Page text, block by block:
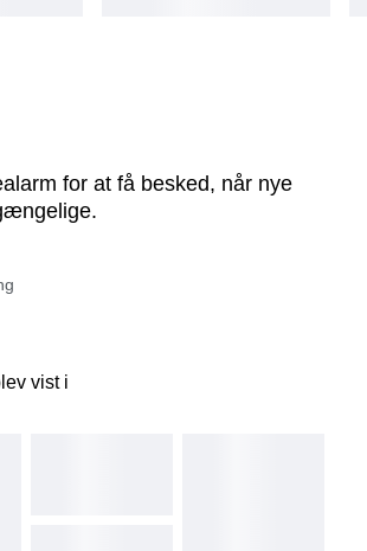
for at få besked, når nye
vist i